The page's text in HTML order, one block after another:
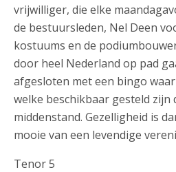
vrijwilliger, die elke
de bestuursleden, Nel Deen
kostuums en de
door heel Nederland op pad
afgesloten met een bingo
welke beschikbaar gesteld zijn
middenstand. Gezelligheid is
mooie van een levendige
Tenor 5